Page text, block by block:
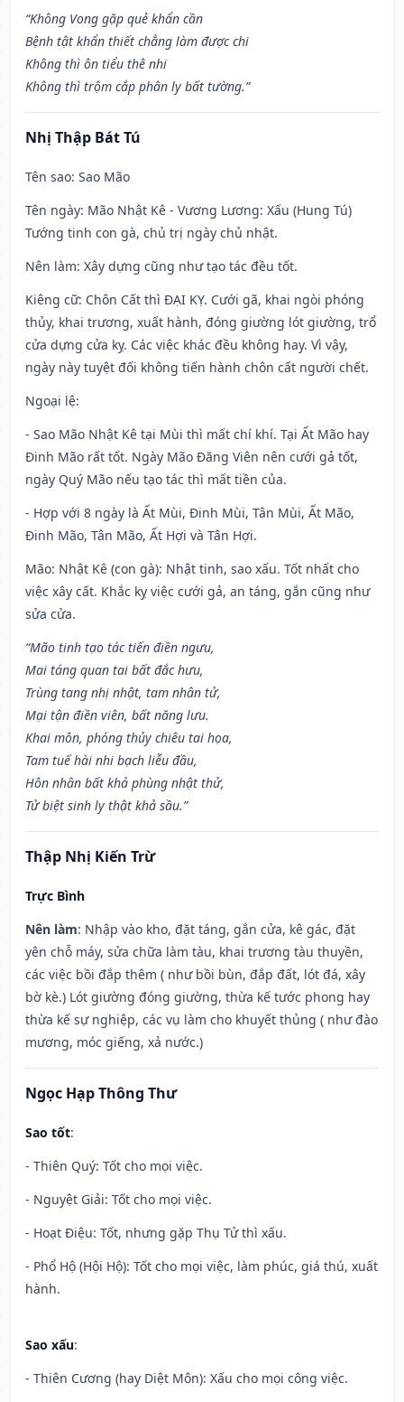
“Không Vong gặp quẻ khẩn cần
Bệnh tật khẩn thiết chẳng làm được chi
Không thì ôn tiểu thê nhi
Không thì trộm cắp phân ly bất tường.”
Nhị Thập Bát Tú
Tên sao: Sao Mão
Tên ngày: Mão Nhật Kê - Vương Lương: Xấu (Hung Tú)
Tướng tinh con gà, chủ trị ngày chủ nhật.
Nên làm: Xây dựng cũng như tạo tác đều tốt.
Kiêng cữ: Chôn Cất thì ĐẠI KỴ. Cưới gã, khai ngòi phóng
thủy, khai trương, xuất hành, đóng giường lót giường, trổ
cửa dựng cửa kỵ. Các việc khác đều không hay. Vì vậy,
ngày này tuyệt đối không tiến hành chôn cất người chết.
Ngoại lệ:
- Sao Mão Nhật Kê tại Mùi thì mất chí khí. Tại Ất Mão hay
Đinh Mão rất tốt. Ngày Mão Đăng Viên nên cưới gả tốt,
ngày Quý Mão nếu tạo tác thì mất tiền của.
- Hợp với 8 ngày là Ất Mùi, Đinh Mùi, Tân Mùi, Ất Mão,
Đinh Mão, Tân Mão, Ất Hợi và Tân Hợi.
Mão: Nhật Kê (con gà): Nhật tinh, sao xấu. Tốt nhất cho
việc xây cất. Khắc kỵ việc cưới gả, an táng, gắn cũng như
sửa cửa.
“Mão tinh tạo tác tiến điền ngưu,
Mai táng quan tai bất đắc hưu,
Trùng tang nhị nhật, tam nhân tử,
Mại tận điền viên, bất năng lưu.
Khai môn, phóng thủy chiêu tai họa,
Tam tuế hài nhi bạch liễu đầu,
Hôn nhân bất khả phùng nhật thử,
Tử biệt sinh ly thật khả sầu.”
Thập Nhị Kiến Trừ
Trực Bình
Nên làm: Nhập vào kho, đặt táng, gắn cửa, kê gác, đặt
yên chỗ máy, sửa chữa làm tàu, khai trương tàu thuyền,
các việc bồi đắp thêm ( như bồi bùn, đắp đất, lót đá, xây
bờ kè.) Lót giường đóng giường, thừa kế tước phong hay
thừa kế sự nghiệp, các vụ làm cho khuyết thủng ( như đào
mương, móc giếng, xả nước.)
Ngọc Hạp Thông Thư
Sao tốt:
- Thiên Quý: Tốt cho mọi việc.
- Nguyệt Giải: Tốt cho mọi việc.
- Hoạt Điệu: Tốt, nhưng gặp Thụ Tử thì xấu.
- Phổ Hộ (Hội Hộ): Tốt cho mọi việc, làm phúc, giá thú, xuất
hành.
Sao xấu:
- Thiên Cương (hay Diệt Môn): Xấu cho mọi công việc.